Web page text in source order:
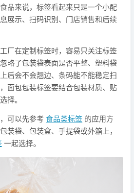
品来说，标签看起来只是一个小配
展示、扫码识别、门店销售和后续
厂在定制标签时，容易只关注标签
略了包装袋表面是否平整、塑料袋
后会不会翘边、条码能不能稳定扫
面包包装标签要结合包装材质、贴
择。
可以先参考 食品类标签 的应用方
装袋、包装盒、手提袋或外箱上，
一起选择。